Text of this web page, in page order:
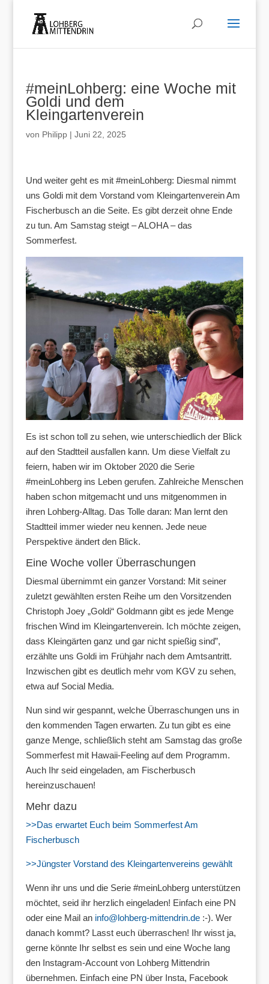
#meinLohberg: eine Woche mit
Goldi und dem
Kleingartenverein
von Philipp| Juni 22, 2025
Und weiter geht es mit #meinLohberg: Diesmal nimmt
uns Goldi mit dem Vorstand vom Kleingartenverein Am
Fischerbusch an die Seite. Es gibt derzeit ohne Ende
zu tun. Am Samstag steigt – ALOHA – das
Sommerfest.
Es ist schon toll zu sehen, wie unterschiedlich der Blick
auf den Stadtteil ausfallen kann. Um diese Vielfalt zu
feiern, haben wir im Oktober 2020 die Serie
#meinLohberg ins Leben gerufen. Zahlreiche Menschen
haben schon mitgemacht und uns mitgenommen in
ihren Lohberg-Alltag. Das Tolle daran: Man lernt den
Stadtteil immer wieder neu kennen. Jede neue
Perspektive ändert den Blick.
Eine Woche voller Überraschungen
Diesmal übernimmt ein ganzer Vorstand: Mit seiner
zuletzt gewählten ersten Reihe um den Vorsitzenden
Christoph Joey „Goldi“ Goldmann gibt es jede Menge
frischen Wind im Kleingartenverein. Ich möchte zeigen,
dass Kleingärten ganz und gar nicht spießig sind”,
erzählte uns Goldi im Frühjahr nach dem Amtsantritt.
Inzwischen gibt es deutlich mehr vom KGV zu sehen,
etwa auf Social Media.
Nun sind wir gespannt, welche Überraschungen uns in
den kommenden Tagen erwarten. Zu tun gibt es eine
ganze Menge, schließlich steht am Samstag das große
Sommerfest mit Hawaii-Feeling auf dem Programm.
Auch Ihr seid eingeladen, am Fischerbusch
hereinzuschauen!
Mehr dazu
>>Das erwartet Euch beim Sommerfest Am
Fischerbusch
>>Jüngster Vorstand des Kleingartenvereins gewählt
Wenn ihr uns und die Serie #meinLohberg unterstützen
möchtet, seid ihr herzlich eingeladen! Einfach eine PN
oder eine Mail an info@lohberg-mittendrin.de:-). Wer
danach kommt? Lasst euch überraschen! Ihr wisst ja,
gerne könnte Ihr selbst es sein und eine Woche lang
den Instagram-Account von Lohberg Mittendrin
übernehmen. Einfach eine PN über Insta, Facebook